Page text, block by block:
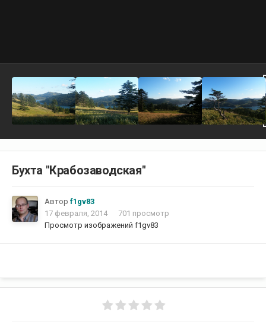
Бухта "Крабозаводская"
Автор f1gv83
17 февраля, 2014
701 просмотр
Просмотр изображений f1gv83